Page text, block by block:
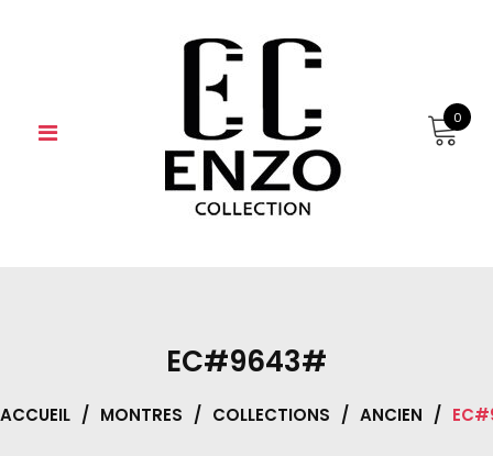
0
EC#9643#
ACCUEIL / MONTRES / COLLECTIONS / ANCIEN /